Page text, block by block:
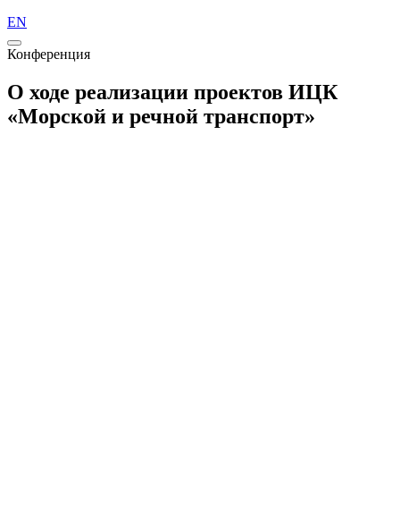
EN
Конференция
О ходе реализации проектов ИЦК
«Морской и речной транспорт»